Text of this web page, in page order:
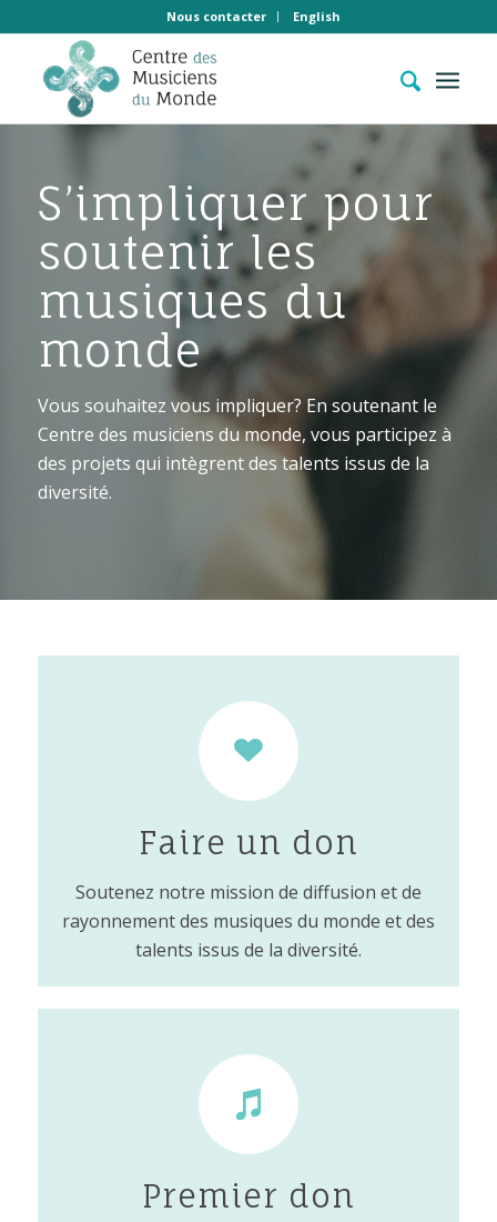
Nous contacter English
S’impliquer pour
soutenir les
musiques du
monde
Vous souhaitez vous impliquer? En soutenant le
Centre des musiciens du monde, vous participez à
des projets qui intègrent des talents issus de la
diversité.
Faire un don
Soutenez notre mission de diffusion et de
rayonnement des musiques du monde et des
talents issus de la diversité.
Premier don